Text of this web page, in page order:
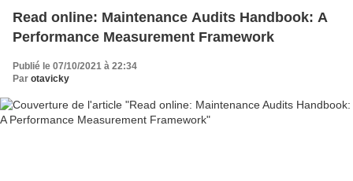
Read online: Maintenance Audits Handbook: A
Performance Measurement Framework
Publié le 07/10/2021 à 22:34
Par otavicky